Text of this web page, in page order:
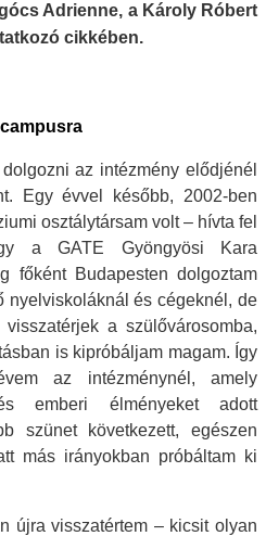
Adrienne, a Károly Róbert
cikkében.
az intézmény elődjénél
Egy évvel később, 2002-ben
osztálytársam volt – hívta fel
a GATE Gyöngyösi Kara
főként Budapesten dolgoztam
nyelviskoláknál és cégeknél, de
a szülővárosomba,
is kipróbáljam magam. Így
az intézménynél, amely
emberi élményeket adott
szünet következett, egészen
más irányokban próbáltam ki
újra visszatértem – kicsit olyan